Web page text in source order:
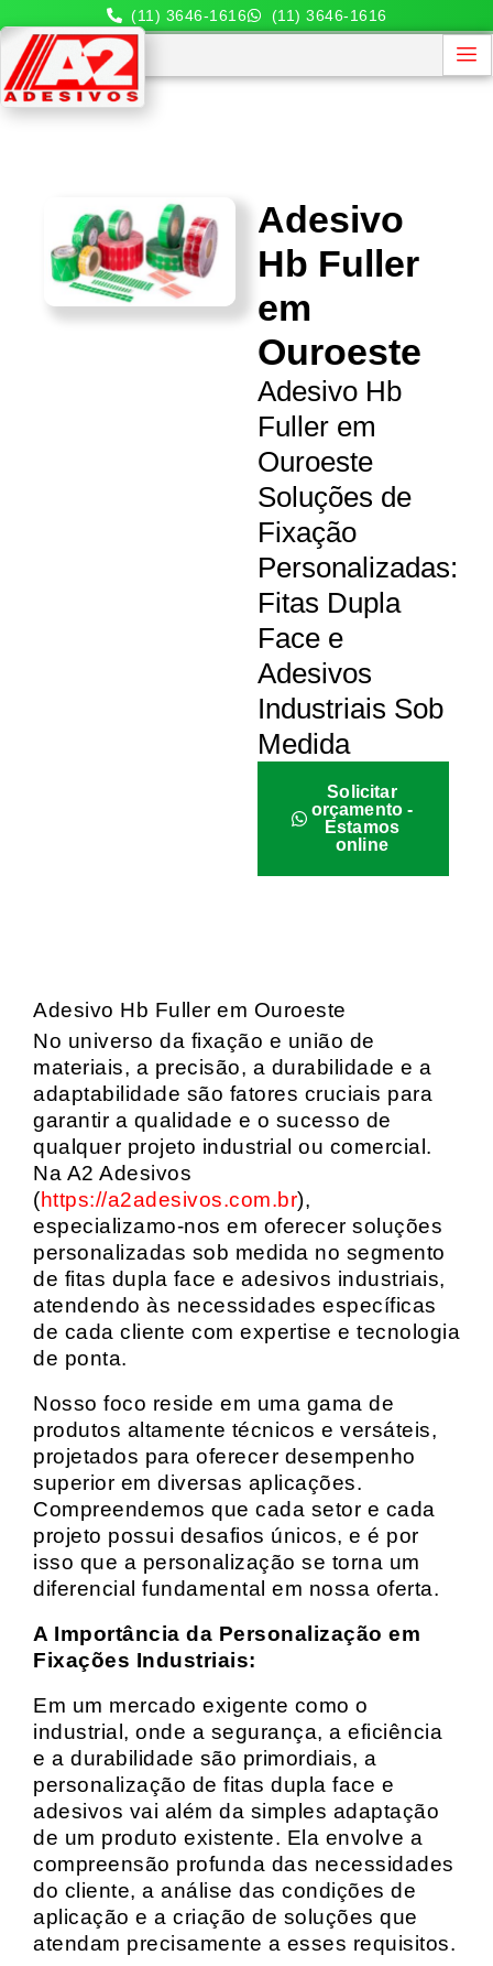
(11) 3646-1616 (11) 3646-1616
Adesivo
Hb Fuller
em
Ouroeste
Adesivo Hb
Fuller em
Ouroeste
Soluções de
Fixação
Personalizadas:
Fitas Dupla
Face e
Adesivos
Industriais Sob
Medida
Solicitar
orçamento -
Estamos
online
Adesivo Hb Fuller em Ouroeste
No universo da fixação e união de
materiais, a precisão, a durabilidade e a
adaptabilidade são fatores cruciais para
garantir a qualidade e o sucesso de
qualquer projeto industrial ou comercial.
Na A2 Adesivos
(https://a2adesivos.com.br),
especializamo-nos em oferecer soluções
personalizadas sob medida no segmento
de fitas dupla face e adesivos industriais,
atendendo às necessidades específicas
de cada cliente com expertise e tecnologia
de ponta.
Nosso foco reside em uma gama de
produtos altamente técnicos e versáteis,
projetados para oferecer desempenho
superior em diversas aplicações.
Compreendemos que cada setor e cada
projeto possui desafios únicos, e é por
isso que a personalização se torna um
diferencial fundamental em nossa oferta.
A Importância da Personalização em
Fixações Industriais:
Em um mercado exigente como o
industrial, onde a segurança, a eficiência
e a durabilidade são primordiais, a
personalização de fitas dupla face e
adesivos vai além da simples adaptação
de um produto existente. Ela envolve a
compreensão profunda das necessidades
do cliente, a análise das condições de
aplicação e a criação de soluções que
atendam precisamente a esses requisitos.